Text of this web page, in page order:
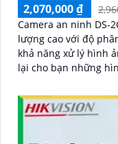
2,070,000 ₫
Camera an ninh DS-
lượng cao với độ phân
khả năng xử lý hình
lại cho bạn những